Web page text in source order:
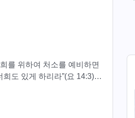
를 위하여 처소를 예비하면
도 있게 하리라”(요 14:3)라